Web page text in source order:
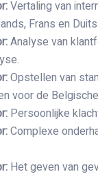
Vertaling van
Frans en Duits.
Analyse van
Opstellen van
voor de
Persoonlijke
Complexe
Het geven van